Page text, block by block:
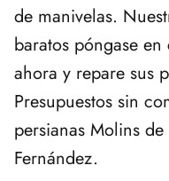
de manivelas.
baratos póngase
ahora y repare sus
Presupuestos sin
persianas Molins
Fernández.